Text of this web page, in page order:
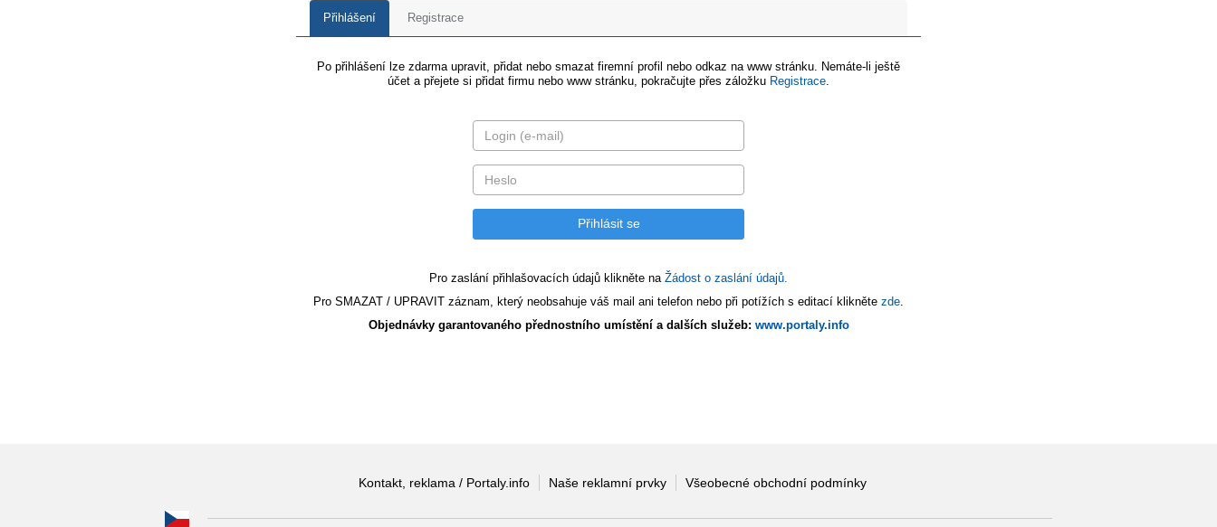
Přihlášení Registrace
Po přihlášení lze zdarma upravit, přidat nebo smazat firemní profil nebo odkaz na www stránku. Nemáte-li ještě
účet a přejete si přidat firmu nebo www stránku, pokračujte přes záložku Registrace
Pro zaslání přihlašovacích údajů klikněte na Žádost o zaslání údajů.
Pro SMAZAT / UPRAVIT záznam, který neobsahuje váš mail ani telefon nebo při potížích s editací klikněte zde
Objednávky garantovaného přednostního umístění a dalších služeb: www.portaly.info
Kontakt, reklama / Portaly.info Naše reklamní prvky Všeobecné obchodní podmínky